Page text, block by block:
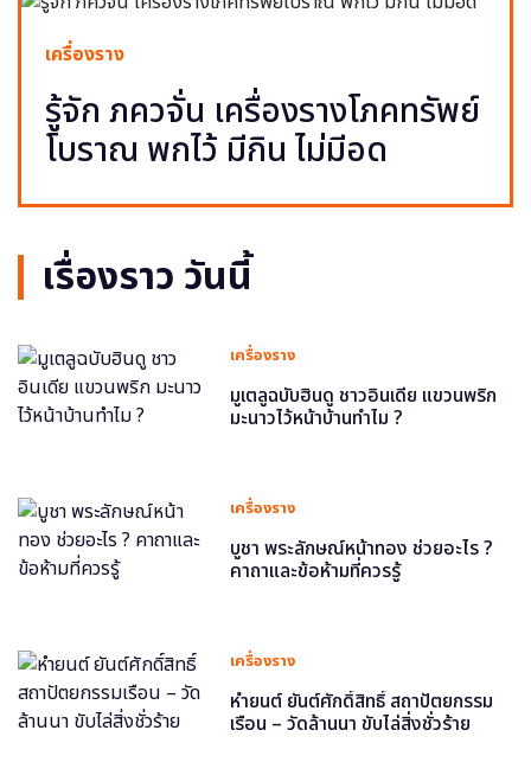
เครื่องราง
รู้จัก ภควจั่น เครื่องรางโภคทรัพย์
โบราณ พกไว้ มีกิน ไม่มีอด
เรื่องราว วันนี้
เครื่องราง
มูเตลูฉบับฮินดู ชาวอินเดีย แขวนพริก
มะนาวไว้หน้าบ้านทำไม ?
เครื่องราง
บูชา พระลักษณ์หน้าทอง ช่วยอะไร ?
คาถาและข้อห้ามที่ควรรู้
เครื่องราง
หำยนต์ ยันต์ศักดิ์สิทธิ์ สถาปัตยกรรม
เรือน – วัดล้านนา ขับไล่สิ่งชั่วร้าย